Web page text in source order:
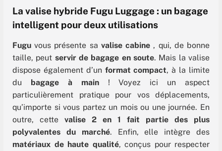
La valise hybride Fugu Luggage : un bagage
intelligent pour deux utilisations
Fuguvous présente sa valise cabine , qui, de bonne
taille, peut servir de bagage en soute. Mais la valise
dispose également d’un format compact, à la limite
du bagage à main! Voyez ici un aspect
particulièrement pratique pour vos déplacements,
qu’importe si vous partez un mois ou une journée. En
outre, cette valise 2 en 1 fait partie des plus
polyvalentes du marché. Enfin, elle intègre des
matériaux de haute qualité, conçus pour respecter